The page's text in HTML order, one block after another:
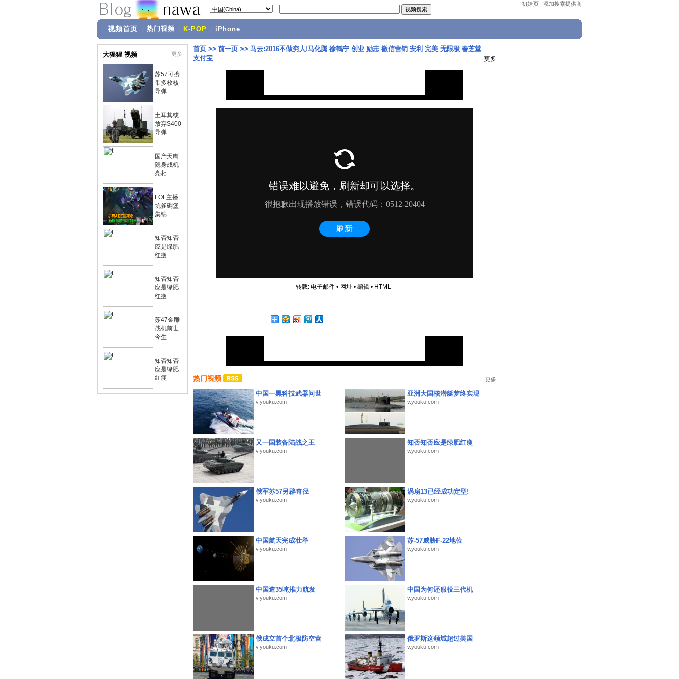
初始页 | 添加搜索提供商
视频首页 热门视频 K-POP iPhone
大猩猩 视频 更多
苏57可携
带多枚核
导弹
土耳其或
放弃S400
导弹
国产天鹰
隐身战机
亮相
LOL主播
坑爹碉堡
集锦
知否知否
应是绿肥
红瘦
知否知否
应是绿肥
红瘦
苏47金雕
战机前世
今生
知否知否
应是绿肥
红瘦
首页 >> 前一页 >> 马云:2016不做穷人!马化腾 徐鹤宁 创业 励志 微信营销 安利 完美 无限极 春芝堂
支付宝
更多
转载: 电子邮件• 网址 • 编辑• HTML
热门视频 更多
中国一黑科技武器问世
v.youku.com
亚洲大国核潜艇梦终实现
v.youku.com
又一国装备陆战之王
v.youku.com
知否知否应是绿肥红瘦
v.youku.com
俄军苏57另辟奇径
v.youku.com
涡扇13已经成功定型!
v.youku.com
中国航天完成壮举
v.youku.com
苏-57威胁F-22地位
v.youku.com
中国造35吨推力航发
v.youku.com
中国为何还服役三代机
v.youku.com
俄成立首个北极防空营
v.youku.com
俄罗斯这领域超过美国
v.youku.com